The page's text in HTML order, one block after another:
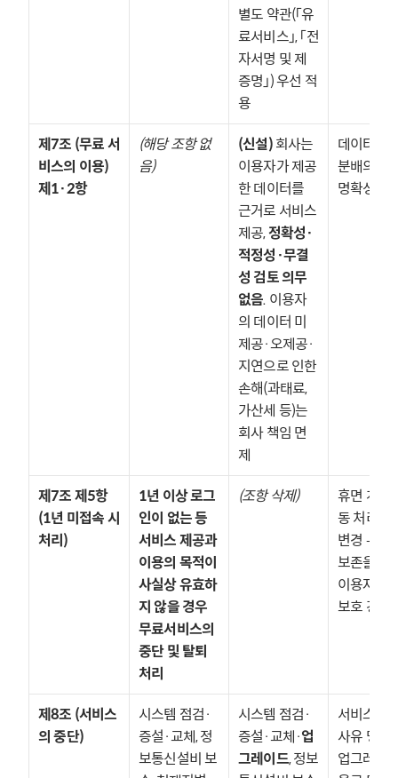
별도 약관(「유
료서비스」, 「전
자서명 및 제
증명」) 우선 적
용
제7조 (무료 서
비스의 이용)
제1·2항
(해당 조항 없
음)
(신설) 회사는
이용자가 제공
한 데이터를
근거로 서비스
제공, 정확성·
적정성·무결
성 검토 의무
없음. 이용자
의 데이터 미
제공·오제공·
지연으로 인한
손해(과태료,
가산세 등)는
회사 책임 면
제
데이터 책
분배의 법
명확성 강
제7조 제5항
(1년 미접속 시
처리)
1년 이상 로그
인이 없는 등
서비스 제공과
이용의 목적이
사실상 유효하
지 않을 경우
무료서비스의
중단 및 탈퇴
처리
(조항 삭제)
휴면 계정
동 처리 정
변경 — 데
보존을 통
이용자 권
보호 강화
제8조 (서비스
의 중단)
시스템 점검·
증설·교체, 정
보통신설비 보
시스템 점검·
증설·교체·업
그레이드, 정보
서비스 중
사유 명확
업그레이